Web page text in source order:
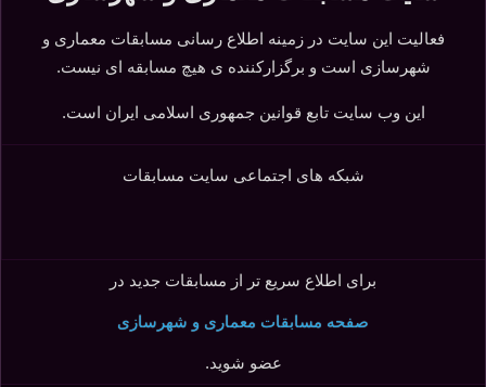
فعالیت این سایت در زمینه اطلاع رسانی مسابقات معماری و
شهرسازی است و برگزارکننده ی هیچ مسابقه ای نیست.
این وب سایت تابع قوانین جمهوری اسلامی ایران است.
شبکه های اجتماعی سایت مسابقات
برای اطلاع سریع تر از مسابقات جدید در
صفحه مسابقات معماری و شهرسازی
عضو شوید.